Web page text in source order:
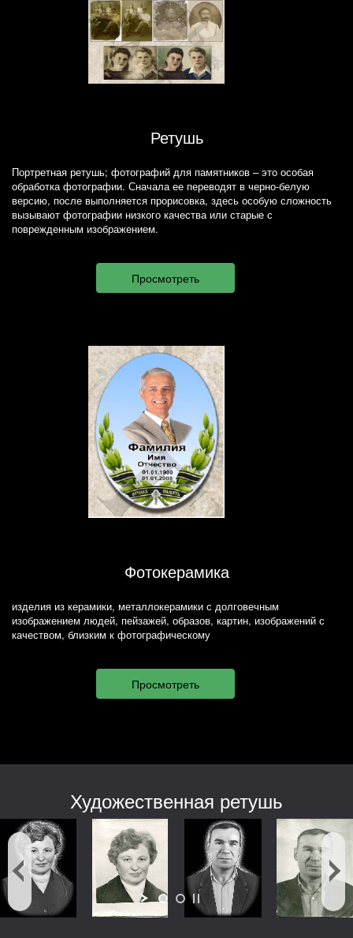
Ретушь
Портретная ретушь; фотографий для памятников – это особая
обработка фотографии. Сначала ее переводят в черно-белую
версию, после выполняется прорисовка, здесь особую сложность
вызывают фотографии низкого качества или старые с
поврежденным изображением.
Фотокерамика
изделия из керамики, металлокерамики с долговечным
изображением людей, пейзажей, образов, картин, изображений с
качеством, близким к фотографическому
Художественная ретушь